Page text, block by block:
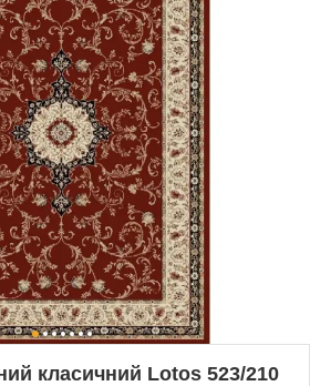
класичний Lotos 523/210